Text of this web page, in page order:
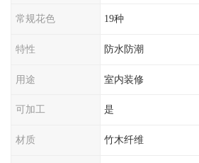
常规花色 19种
特性 防水防潮
用途 室内装修
可加工 是
材质 竹木纤维